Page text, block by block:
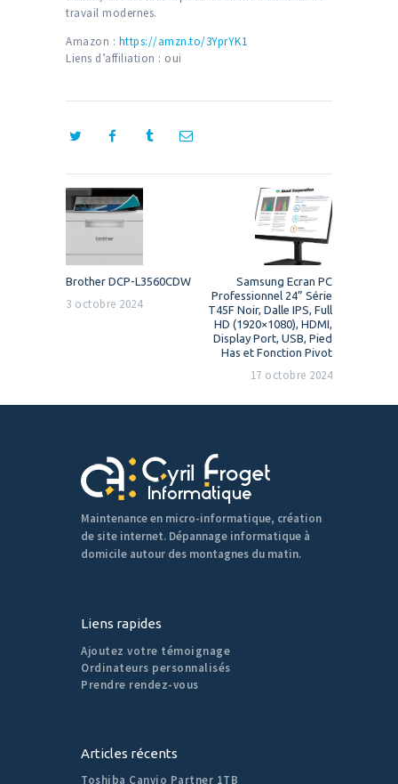
travail modernes.
Amazon : https://amzn.to/3YprYK1
Liens d’affiliation : oui
Navigation
de
l’article
Previous
post:
Brother DCP-L3560CDW
3 octobre 2024
Samsung Ecran PC
Professionnel 24” Série
T45F Noir, Dalle IPS, Full
HD (1920×1080), HDMI,
Display Port, USB, Pied
Has et Fonction Pivot
17 octobre 2024
Maintenance en micro-informatique, création
de site internet. Dépannage informatique à
domicile autour des montagnes du matin.
Liens rapides
Ajoutez votre témoignage
Ordinateurs personnalisés
Prendre rendez-vous
Articles récents
Toshiba Canvio Partner 1TB